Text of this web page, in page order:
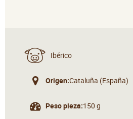
Ibérico
Origen:Cataluña (España)
Peso pieza:150 g